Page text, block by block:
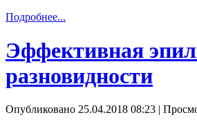
Подробнее...
Эффективная
разновидности
Опубликовано 25.04.2018 08:23 |